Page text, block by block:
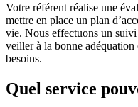
Votre référent réalise une
mettre en place un plan
vie. Nous effectuons un
veiller à la bonne adéquation
besoins.
Quel service